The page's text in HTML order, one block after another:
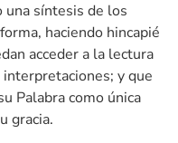
una síntesis de los
haciendo hincapié
acceder a la lectura
y que
Palabra como única
gracia.